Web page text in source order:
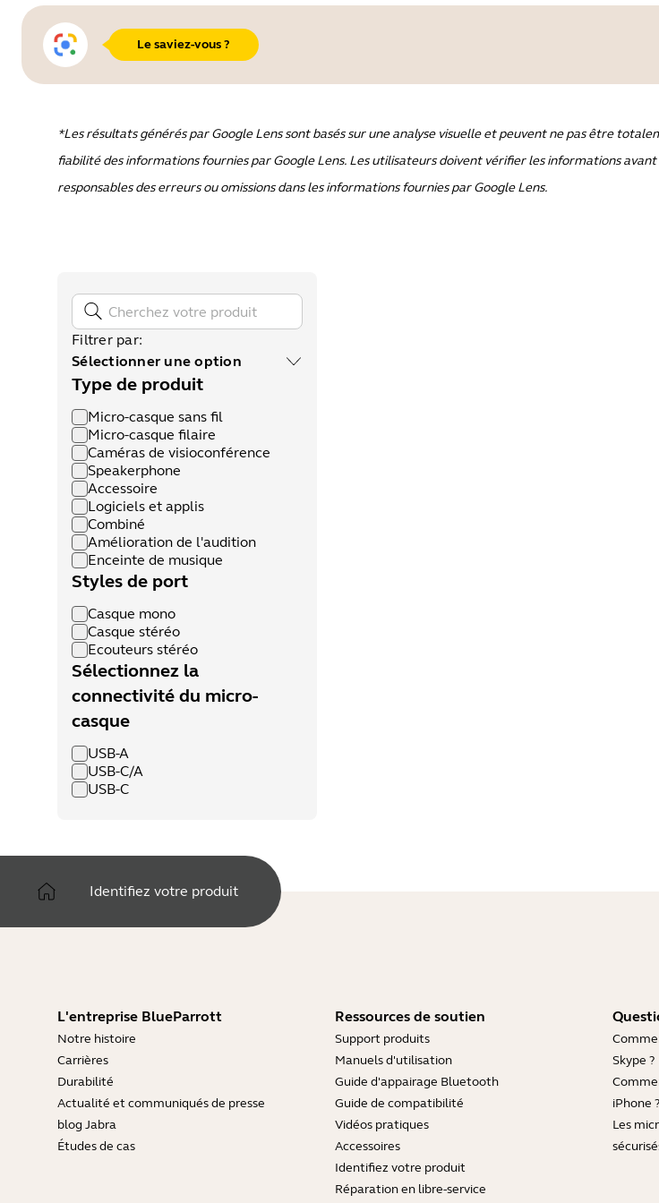
Le saviez-vous ?
*Les résultats générés par Google Lens sont basés sur une analyse visuelle et peuvent ne pas être
fiabilité des informations fournies par Google Lens. Les utilisateurs doivent vérifier les informations
responsables des erreurs ou omissions dans les informations fournies par Google Lens.
Filtrer par:
Sélectionner une option
Type de produit
Micro-casque sans fil
Micro-casque filaire
Caméras de visioconférence
Speakerphone
Accessoire
Logiciels et applis
Combiné
Amélioration de l'audition
Enceinte de musique
Styles de port
Casque mono
Casque stéréo
Ecouteurs stéréo
Sélectionnez la
connectivité du micro-
casque
USB-A
USB-C/A
USB-C
Identifiez votre produit
L'entreprise BlueParrott
Notre histoire
Carrières
Durabilité
Actualité et communiqués de presse
blog Jabra
Études de cas
Ressources de soutien
Support produits
Manuels d'utilisation
Guide d'appairage Bluetooth
Guide de compatibilité
Vidéos pratiques
Accessoires
Identifiez votre produit
Réparation en libre-service
Skype ?
iPhone ?
Les